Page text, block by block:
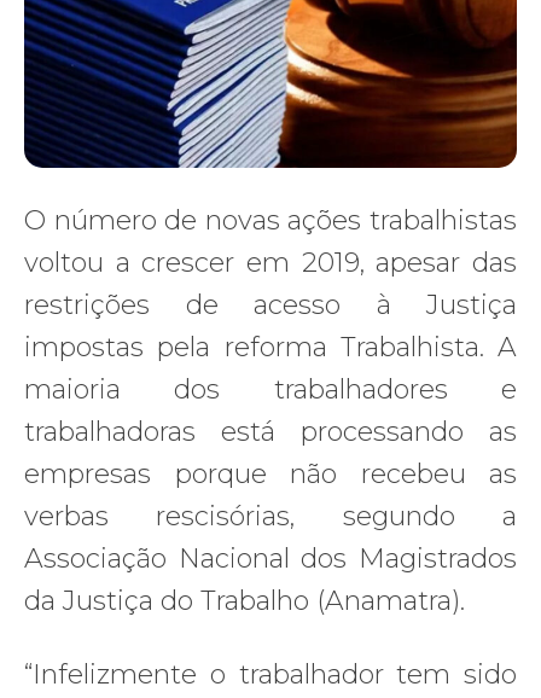
O número de novas ações trabalhistas
voltou a crescer em 2019, apesar das
restrições de acesso à Justiça
impostas pela reforma Trabalhista. A
maioria dos trabalhadores e
trabalhadoras está processando as
empresas porque não recebeu as
verbas rescisórias, segundo a
Associação Nacional dos Magistrados
da Justiça do Trabalho (Anamatra).
“Infelizmente o trabalhador tem sido